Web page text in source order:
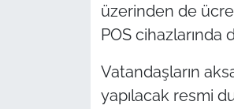
üzerinden de
POS cihazlarında
Vatandaşların
yapılacak resmi
Gündem-Eğitim